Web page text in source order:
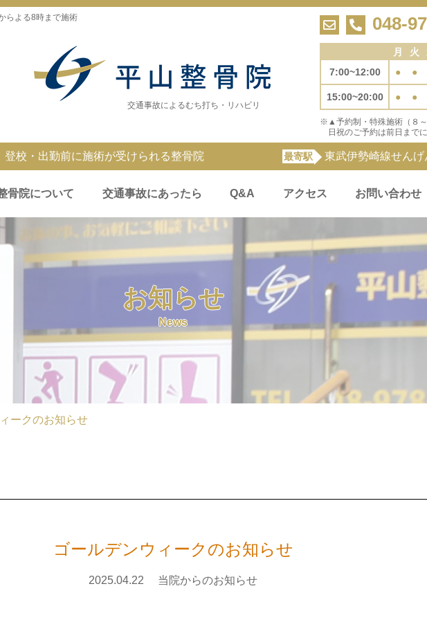
らよる8時まで施術
交通事故によるむち打ち・リハビリ
048-
月 火
7:00~12:00
● ●
15:00~20:00 ● ●
※▲予約制・特殊施術（８～
日祝のご予約は前日まで
登校・出勤前に施術が受けられる整骨院 最寄駅 東武伊勢崎線せん
骨院について 交通事故にあったら Q&A アクセス お問い合わせ
お知らせ
News
ークのお知らせ
ゴールデンウィークのお知らせ
2025.04.22 当院からのお知らせ